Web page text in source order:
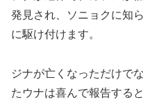
発見され、ソニョクに知
に駆け付けます。
ジナが亡くなっただけで
たウナは喜んで報告する